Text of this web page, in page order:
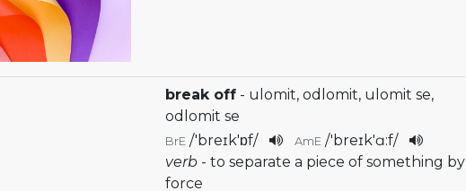
break off - ulomit, odlomit, ulomit se,
odlomit se
BrE /'breɪk'ɒf/ AmE /'breɪk'ɑ:f/
verb - to separate a piece of something by
force